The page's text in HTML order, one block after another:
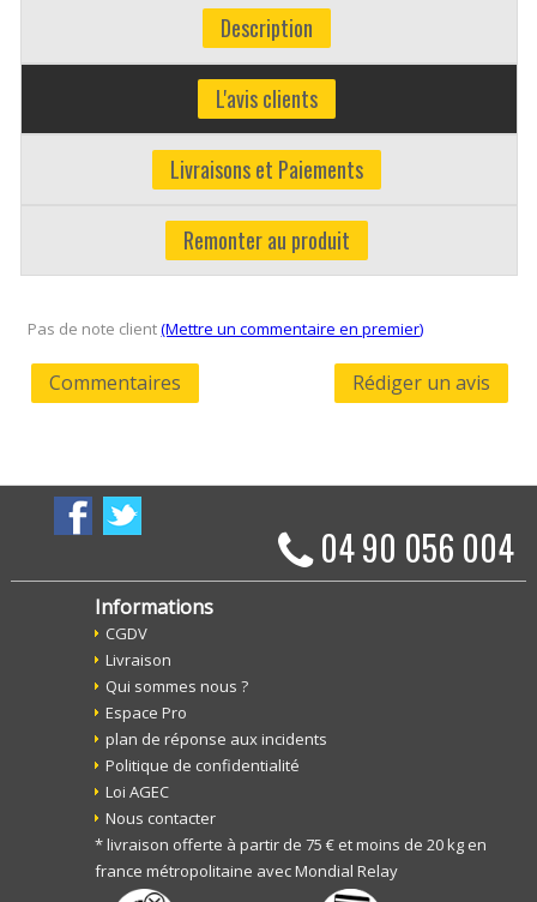
Description
L'avis clients
Livraisons et Paiements
Remonter au produit
Pas de note client(Mettre un commentaire en premier)
Commentaires Rédiger un avis
04 90 056 004
Informations
CGDV
Livraison
Qui sommes nous ?
Espace Pro
plan de réponse aux incidents
Politique de confidentialité
Loi AGEC
Nous contacter
* livraison offerte à partir de 75 € et moins de 20 kg en
france métropolitaine avec Mondial Relay